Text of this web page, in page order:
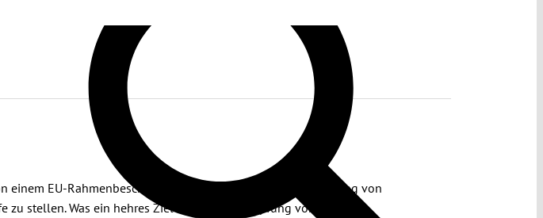
EU-Rahmenbeschluss vorgegebene Pflicht, die Leugnung von
stellen. Was ein hehres Ziel ist – die Bekämpfung von